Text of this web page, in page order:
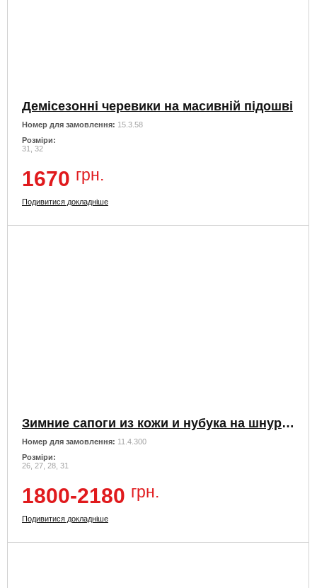
Демісезонні черевики на масивній підошві
Номер для замовлення: 15.3.58
Розміри:
31, 32
1670 грн.
Подивитися докладніше
Зимние сапоги из кожи и нубука на шнуровке и на змейке
Номер для замовлення: 11.4.300
Розміри:
26, 27, 28, 31
1800-2180 грн.
Подивитися докладніше